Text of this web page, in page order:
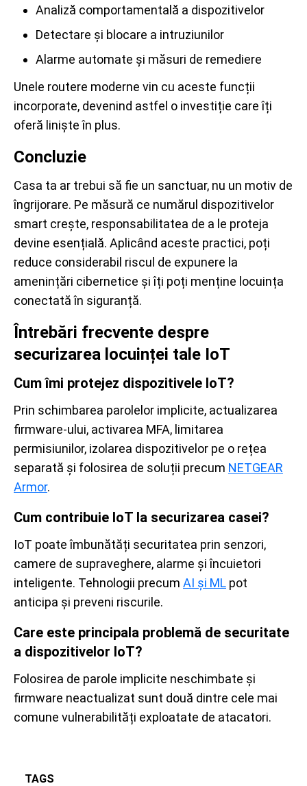
Analiză comportamentală a dispozitivelor
Detectare și blocare a intruziunilor
Alarme automate și măsuri de remediere
Unele routere moderne vin cu aceste funcții
incorporate, devenind astfel o investiție care îți
oferă liniște în plus.
Concluzie
Casa ta ar trebui să fie un sanctuar, nu un motiv de
îngrijorare. Pe măsură ce numărul dispozitivelor
smart crește, responsabilitatea de a le proteja
devine esențială. Aplicând aceste practici, poți
reduce considerabil riscul de expunere la
amenințări cibernetice și îți poți menține locuința
conectată în siguranță.
Întrebări frecvente despre
securizarea locuinței tale IoT
Cum îmi protejez dispozitivele IoT?
Prin schimbarea parolelor implicite, actualizarea
firmware-ului, activarea MFA, limitarea
permisiunilor, izolarea dispozitivelor pe o rețea
separată și folosirea de soluții precum NETGEAR
Armor.
Cum contribuie IoT la securizarea casei?
IoT poate îmbunătăți securitatea prin senzori,
camere de supraveghere, alarme și încuietori
inteligente. Tehnologii precum AI și ML pot
anticipa și preveni riscurile.
Care este principala problemă de securitate
a dispozitivelor IoT?
Folosirea de parole implicite neschimbate și
firmware neactualizat sunt două dintre cele mai
comune vulnerabilități exploatate de atacatori.
TAGS